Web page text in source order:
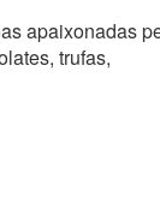
apaixonadas
trufas,